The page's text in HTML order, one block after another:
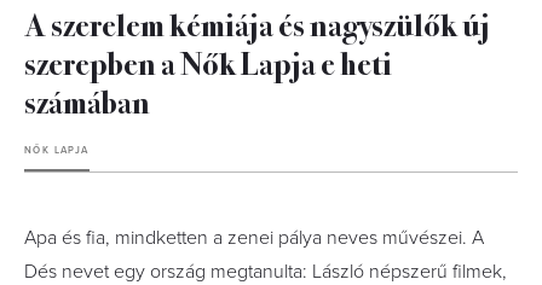
A szerelem kémiája és nagyszülők új
szerepben a Nők Lapja e heti
számában
NŐK LAPJA
Apa és fia, mindketten a zenei pálya neves művészei. A
Dés nevet egy ország megtanulta: László népszerű filmek,